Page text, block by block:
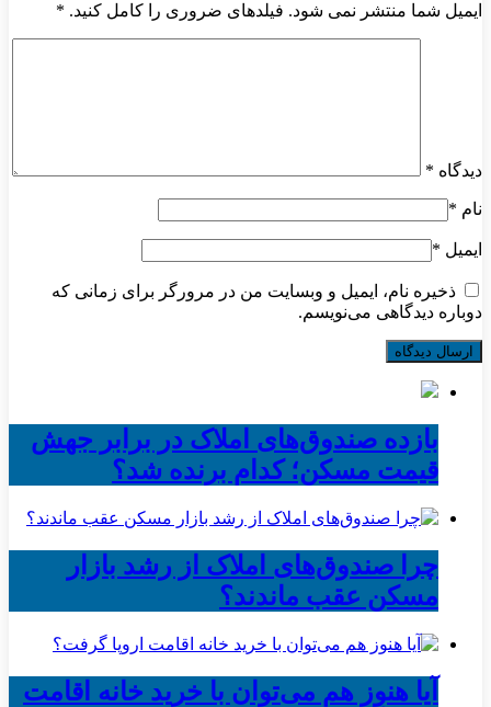
ایمیل شما منتشر نمی شود. فیلدهای ضروری را کامل کنید. *
دیدگاه *
نام *
ایمیل *
ذخیره نام، ایمیل و وبسایت من در مرورگر برای زمانی که
دوباره دیدگاهی می‌نویسم.
بازده صندوق‌های املاک در برابر جهش
قیمت مسکن؛ کدام برنده شد؟
چرا صندوق‌های املاک از رشد بازار
مسکن عقب ماندند؟
آیا هنوز هم می‌توان با خرید خانه اقامت